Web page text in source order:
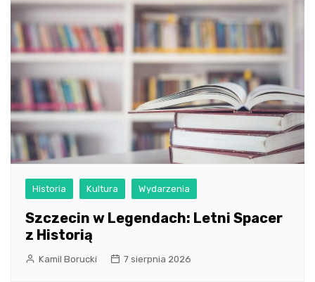
Historia Kultura Wydarzenia
Szczecin w Legendach: Letni Spacer
z Historią
Kamil Borucki 7 sierpnia 2026